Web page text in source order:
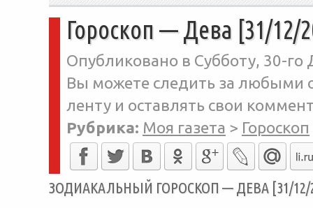
Гороскоп — Дева [31/12/
Опубликовано в Субботу, 30-го
Вы можете следить за любыми
ленту и оставлять свои
Рубрика: Моя газета > Гороскоп
ЗОДИАКАЛЬНЫЙ ГОРОСКОП — ДЕВА [31/12/